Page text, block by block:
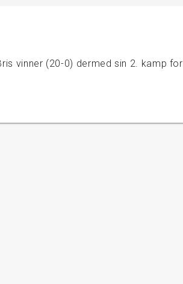
vinner (20-0) dermed sin 2. kamp for